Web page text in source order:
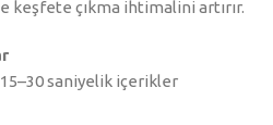
keşfete çıkma ihtimalini artırır.
saniyelik içerikler